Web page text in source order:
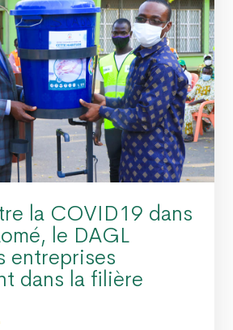
la COVID19 dans
le DAGL
entreprises
dans la filière